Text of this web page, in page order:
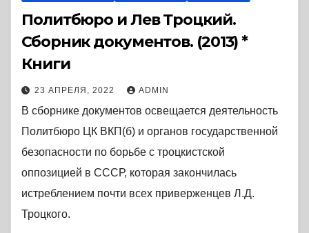
Политбюро и Лев Троцкий.
Сборник документов. (2013) *
Книги
23 АПРЕЛЯ, 2022 ADMIN
В сборнике документов освещается деятельность
Политбюро ЦК ВКП(б) и органов государственной
безопасности по борьбе с троцкистской
оппозицией в СССР, которая закончилась
истреблением почти всех приверженцев Л.Д.
Троцкого.